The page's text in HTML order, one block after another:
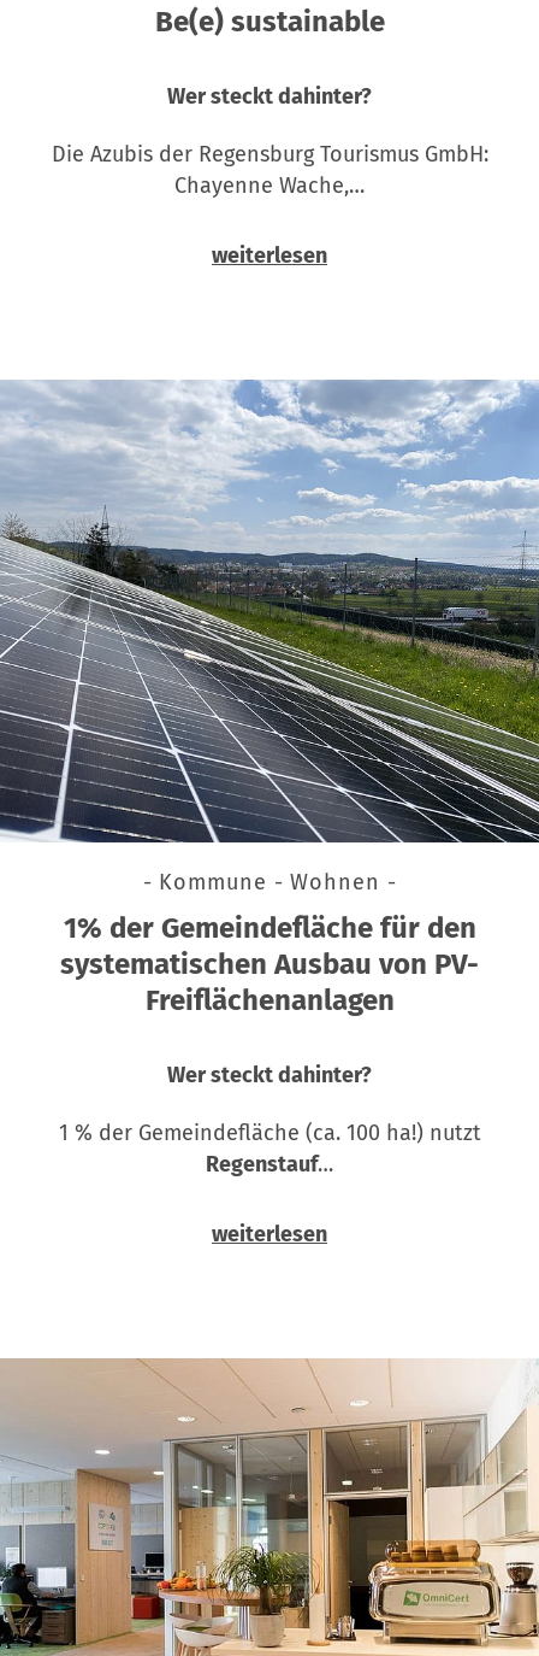
Be(e) sustainable
Wer steckt dahinter?
Die Azubis der Regensburg Tourismus GmbH:
Chayenne Wache,…
weiterlesen
- Kommune - Wohnen -
1% der Gemeindefläche für den
systematischen Ausbau von PV-
Freiflächenanlagen
Wer steckt dahinter?
1 % der Gemeindefläche (ca. 100 ha!) nutzt
Regenstauf…
weiterlesen